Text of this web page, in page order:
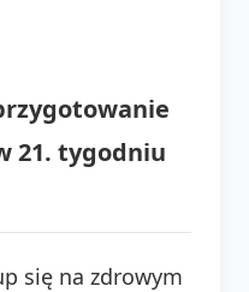
21. tygodniu
się na zdrowym